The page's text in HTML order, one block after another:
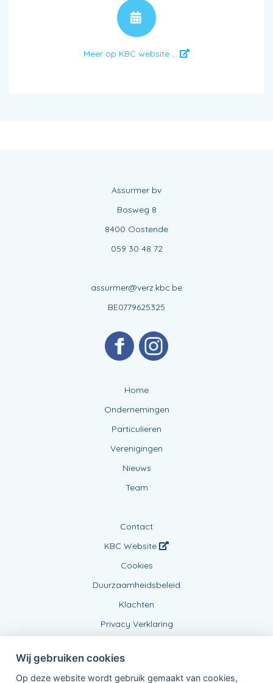
Meer op KBC website ...
Assurmer bv
Bosweg 8
8400 Oostende
059 30 48 72
assurmer@verz.kbc.be
BE0779625325
Home
Ondernemingen
Particulieren
Verenigingen
Nieuws
Team
Contact
KBC Website
Cookies
Duurzaamheidsbeleid
Klachten
Privacy Verklaring
Wij gebruiken cookies
Op deze website wordt gebruik gemaakt van cookies,